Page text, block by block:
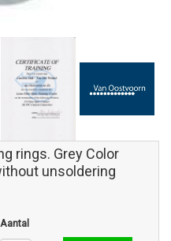
rings. Grey Color
unsoldering
Aantal